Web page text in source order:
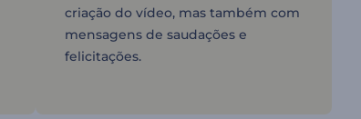
criação do vídeo, mas também com
mensagens de saudações e
felicitações.